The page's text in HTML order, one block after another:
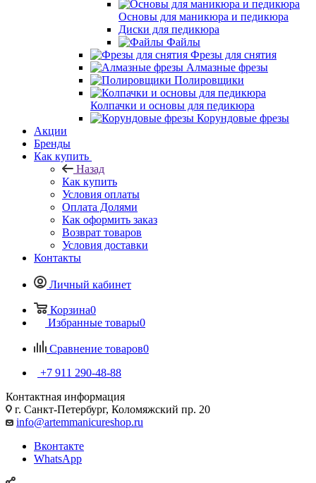
Основы для маникюра и педикюра
Диски для педикюра
Файлы
Фрезы для снятия
Алмазные фрезы
Полировщики
Колпачки и основы для педикюра
Корундовые фрезы
Акции
Бренды
Как купить
Назад
Как купить
Условия оплаты
Оплата Долями
Как оформить заказ
Возврат товаров
Условия доставки
Контакты
Личный кабинет
Корзина0
Избранные товары0
Сравнение товаров0
+7 911 290-48-88
Контактная информация
г. Санкт-Петербург, Коломяжский пр. 20
info@artemmanicureshop.ru
Вконтакте
WhatsApp